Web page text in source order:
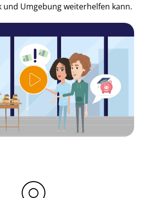
und Umgebung weiterhelfen kann.